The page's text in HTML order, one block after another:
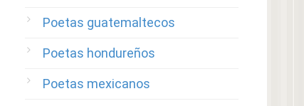
Poetas guatemaltecos
Poetas hondureños
Poetas mexicanos